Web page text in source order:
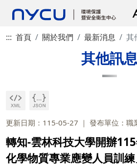
::: 首頁 關於我們 最新消息 其
其他訊息
更新日期：115-05-27 發布單位：職
轉知-雲林科技大學開辦
化學物質專業應變人員訓